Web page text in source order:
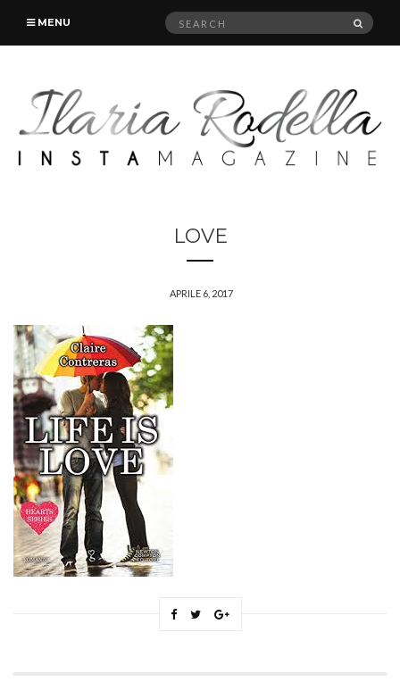
MENU
Search
LOVE
APRILE 6, 2017